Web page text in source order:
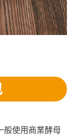
般使用商業酵母